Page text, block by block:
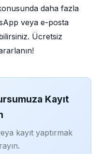
daha fazla
veya e-posta
Ücretsiz
Kayıt
kayıt yaptırmak